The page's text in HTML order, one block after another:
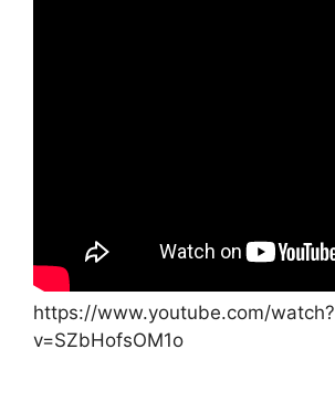
https://www.youtube.com/watch?
v=SZbHofsOM1o